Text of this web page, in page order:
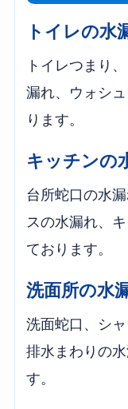
トイレの水
トイレつまり
漏れ、ウォシ
ります。
キッチンの
台所蛇口の水
スの水漏れ、
ております。
洗面所の水
洗面蛇口、シ
排水まわりの
す。